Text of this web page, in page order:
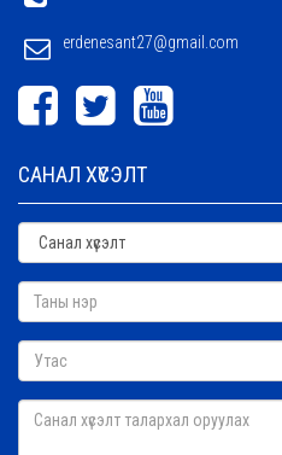
erdenesant27@gmail.com
САНАЛ ХҮСЭЛТ